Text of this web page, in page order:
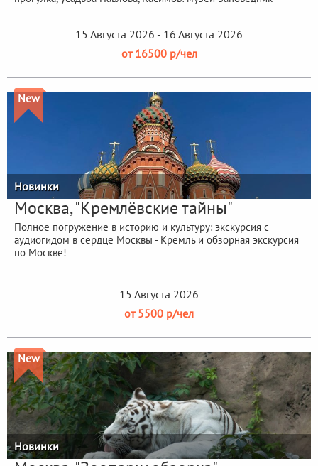
15 Августа 2026 - 16 Августа 2026
от 16500 р/чел
New
Новинки
Москва, "Кремлёвские тайны"
Полное погружение в историю и культуру: экскурсия с
аудиогидом в сердце Москвы - Кремль и обзорная экскурсия
по Москве!
15 Августа 2026
от 5500 р/чел
New
Новинки